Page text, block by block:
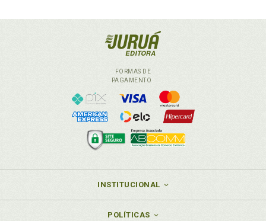
FORMAS DE
PAGAMENTO
INSTITUCIONAL
POLÍTICAS